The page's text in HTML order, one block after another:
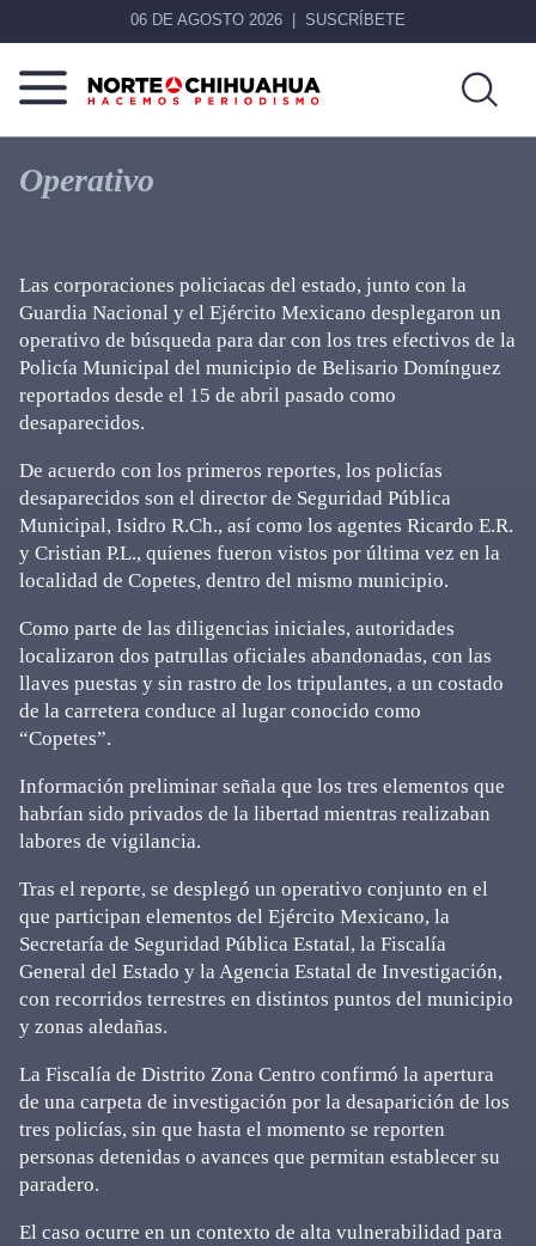
06 DE AGOSTO 2026 SUSCRÍBETE
Norte
De
Chihuahua
Más
que
noticias,
Operativo
Las corporaciones policiacas del estado, junto con la
Guardia Nacional y el Ejército Mexicano desplegaron un
operativo de búsqueda para dar con los tres efectivos de la
Policía Municipal del municipio de Belisario Domínguez
reportados desde el 15 de abril pasado como
desaparecidos.
De acuerdo con los primeros reportes, los policías
desaparecidos son el director de Seguridad Pública
Municipal, Isidro R.Ch., así como los agentes Ricardo E.R.
y Cristian P.L., quienes fueron vistos por última vez en la
localidad de Copetes, dentro del mismo municipio.
Como parte de las diligencias iniciales, autoridades
localizaron dos patrullas oficiales abandonadas, con las
llaves puestas y sin rastro de los tripulantes, a un costado
de la carretera conduce al lugar conocido como
“Copetes”.
Información preliminar señala que los tres elementos que
habrían sido privados de la libertad mientras realizaban
labores de vigilancia.
Tras el reporte, se desplegó un operativo conjunto en el
que participan elementos del Ejército Mexicano, la
Secretaría de Seguridad Pública Estatal, la Fiscalía
General del Estado y la Agencia Estatal de Investigación,
con recorridos terrestres en distintos puntos del municipio
y zonas aledañas.
La Fiscalía de Distrito Zona Centro confirmó la apertura
de una carpeta de investigación por la desaparición de los
tres policías, sin que hasta el momento se reporten
personas detenidas o avances que permitan establecer su
paradero.
El caso ocurre en un contexto de alta vulnerabilidad para